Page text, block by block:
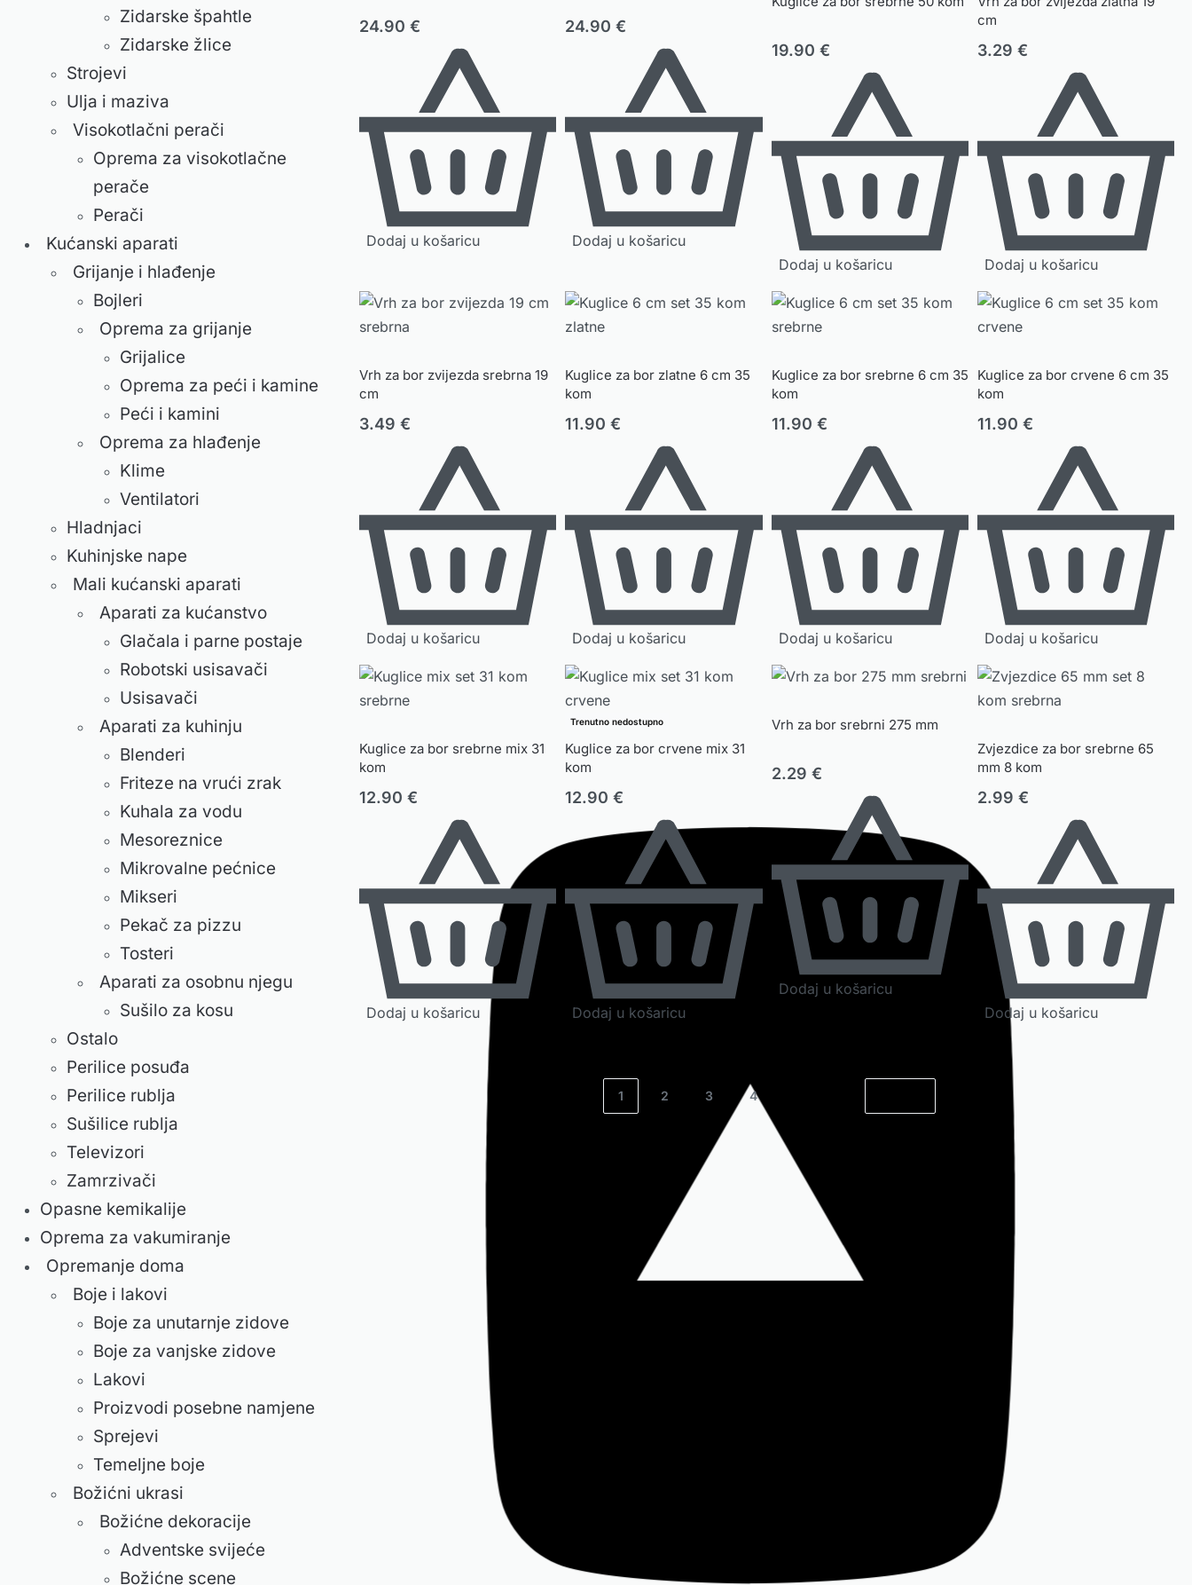
Zidarske špahtle
Zidarske žlice
Strojevi
Ulja i maziva
Visokotlačni perači
Oprema za visokotlačne
perače
Perači
Kućanski aparati
Grijanje i hlađenje
Bojleri
Oprema za grijanje
Grijalice
Oprema za peći i kamine
Peći i kamini
Oprema za hlađenje
Klime
Ventilatori
Hladnjaci
Kuhinjske nape
Mali kućanski aparati
Aparati za kućanstvo
Glačala i parne postaje
Robotski usisavači
Usisavači
Aparati za kuhinju
Blenderi
Friteze na vrući zrak
Kuhala za vodu
Mesoreznice
Mikrovalne pećnice
Mikseri
Pekač za pizzu
Tosteri
Aparati za osobnu njegu
Sušilo za kosu
Ostalo
Perilice posuđa
Perilice rublja
Sušilice rublja
Televizori
Zamrzivači
Opasne kemikalije
Oprema za vakumiranje
Opremanje doma
Boje i lakovi
Boje za unutarnje zidove
Boje za vanjske zidove
Lakovi
Proizvodi posebne namjene
Sprejevi
Temeljne boje
Božićni ukrasi
Božićne dekoracije
Adventske svijeće
Božićne scene
24.90€
Dodaj u košaricu
24.90€
Dodaj u košaricu
19.90 €
Dodaj u košaricu
cm
3.29€
Dodaj u košaricu
Vrh za bor zvijezda srebrna 19
cm
3.49€
Dodaj u košaricu
Kuglice za bor zlatne 6 cm 35
kom
11.90€
Dodaj u košaricu
Kuglice za bor srebrne 6 cm 35
kom
11.90 €
Dodaj u košaricu
Kuglice za bor crvene 6 cm 35
kom
11.90€
Dodaj u košaricu
Kuglice za bor srebrne mix 31
kom
12.90€
Dodaj u košaricu
Trenutno nedostupno
Kuglice za bor crvene mix 31
kom
12.90€
Dodaj u košaricu
Vrh za bor srebrni 275 mm
2.29 €
Dodaj u košaricu
Zvjezdice za bor srebrne 65
mm 8 kom
2.99€
Dodaj u košaricu
1 2 3 4